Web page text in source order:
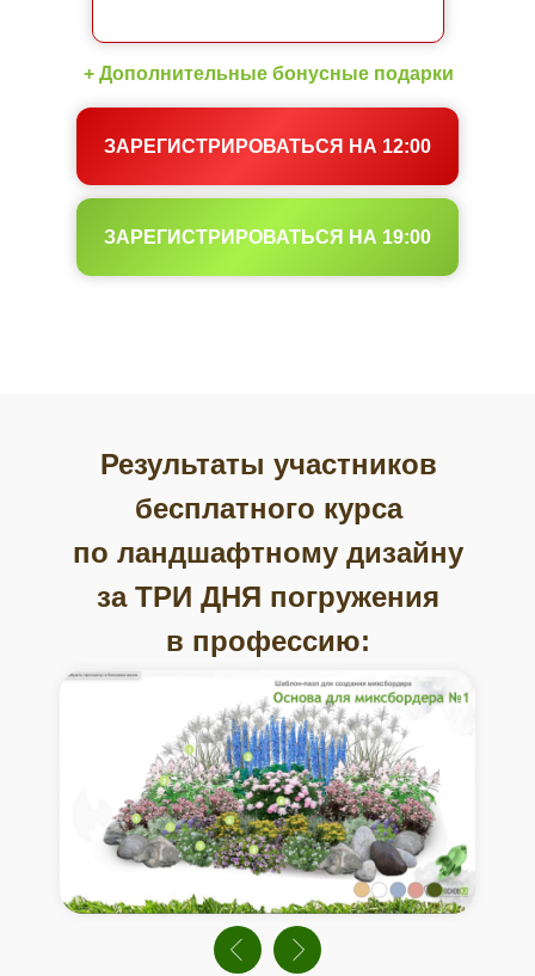
+ Дополнительные бонусные подарки
ЗАРЕГИСТРИРОВАТЬСЯ НА 19:00
ЗАРЕГИСТРИРОВАТЬСЯ НА 12:00
Результаты участников
бесплатного курса
по ландшафтному дизайну
за ТРИ ДНЯ погружения
в профессию: